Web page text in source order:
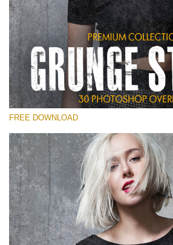
Por favor selecione
Free Photoshop Overlay
Small 800*533px
Grunge Style
(30 Overlays)
Entire Collection
(1783 Overlays)
Large 6000*4000px
Download
FREE DOWNLOAD